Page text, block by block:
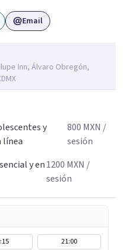
viene aquello que hoy
y
interno o cualquier
Acompañarte en lo que
darle un nuevo sentido a
las cargas que llevas
donde sentirte escuchado o
y tu tranquilidad, aquí
proceso.
Email
Inn, Álvaro Obregón,
y
línea
800 MXN /
sesión
y en1200 MXN /
sesión
21:00